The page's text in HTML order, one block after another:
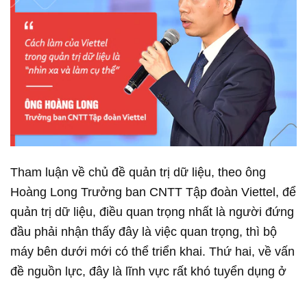
Tham luận về chủ đề quản trị dữ liệu, theo ông
Hoàng Long Trưởng ban CNTT Tập đoàn Viettel, để
quản trị dữ liệu, điều quan trọng nhất là người đứng
đầu phải nhận thấy đây là việc quan trọng, thì bộ
máy bên dưới mới có thể triển khai. Thứ hai, về vấn
đề nguồn lực, đây là lĩnh vực rất khó tuyển dụng ở